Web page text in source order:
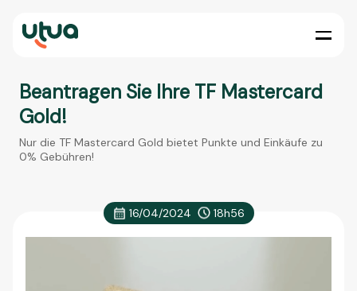
Beantragen Sie Ihre TF Mastercard
Gold!
Nur die TF Mastercard Gold bietet Punkte und Einkäufe zu
0% Gebühren!
16/04/2024 18h56